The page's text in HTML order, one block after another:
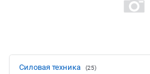
Силовая техника (25)